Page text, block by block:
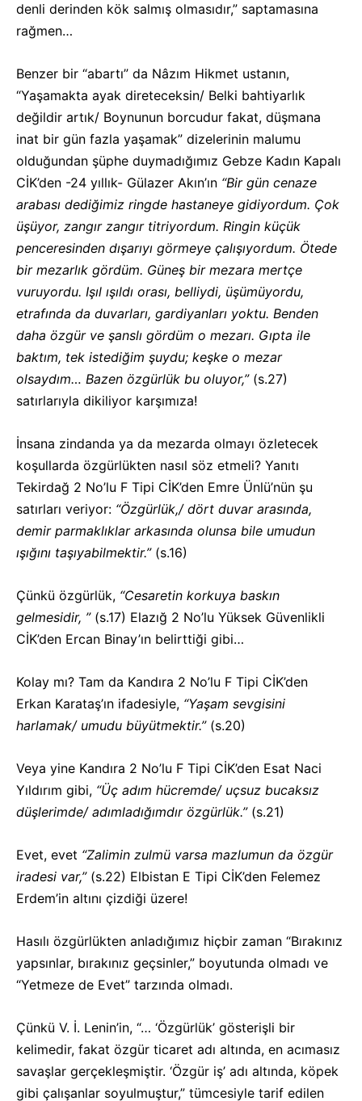
denli derinden kök salmış olmasıdır,” saptamasına
rağmen…
Benzer bir “abartı” da Nâzım Hikmet ustanın,
“Yaşamakta ayak direteceksin/ Belki bahtiyarlık
değildir artık/ Boynunun borcudur fakat, düşmana
inat bir gün fazla yaşamak” dizelerinin malumu
olduğundan şüphe duymadığımız Gebze Kadın Kapalı
CİK’den -24 yıllık- Gülazer Akın’ın “Bir gün cenaze
arabası dediğimiz ringde hastaneye gidiyordum. Çok
üşüyor, zangır zangır titriyordum. Ringin küçük
penceresinden dışarıyı görmeye çalışıyordum. Ötede
bir mezarlık gördüm. Güneş bir mezara mertçe
vuruyordu. Işıl ışıldı orası, belliydi, üşümüyordu,
etrafında da duvarları, gardiyanları yoktu. Benden
daha özgür ve şanslı gördüm o mezarı. Gıpta ile
baktım, tek istediğim şuydu; keşke o mezar
olsaydım… Bazen özgürlük bu oluyor,”(s.27)
satırlarıyla dikiliyor karşımıza!
İnsana zindanda ya da mezarda olmayı özletecek
koşullarda özgürlükten nasıl söz etmeli? Yanıtı
Tekirdağ 2 No’lu F Tipi CİK’den Emre Ünlü’nün şu
satırları veriyor: “Özgürlük,/ dört duvar arasında,
demir parmaklıklar arkasında olunsa bile umudun
ışığını taşıyabilmektir.”(s.16)
Çünkü özgürlük, “Cesaretin korkuya baskın
gelmesidir, ”(s.17) Elazığ 2 No’lu Yüksek Güvenlikli
CİK’den Ercan Binay’ın belirttiği gibi…
Kolay mı? Tam da Kandıra 2 No’lu F Tipi CİK’den
Erkan Karataş’ın ifadesiyle, “Yaşam sevgisini
harlamak/ umudu büyütmektir.”(s.20)
Veya yine Kandıra 2 No’lu F Tipi CİK’den Esat Naci
Yıldırım gibi, “Üç adım hücremde/ uçsuz bucaksız
düşlerimde/ adımladığımdır özgürlük.”(s.21)
Evet, evet “Zalimin zulmü varsa mazlumun da özgür
iradesi var,”(s.22) Elbistan E Tipi CİK’den Felemez
Erdem’in altını çizdiği üzere!
Hasılı özgürlükten anladığımız hiçbir zaman “Bırakınız
yapsınlar, bırakınız geçsinler,” boyutunda olmadı ve
“Yetmeze de Evet” tarzında olmadı.
Çünkü V. İ. Lenin’in, “… ‘Özgürlük’ gösterişli bir
kelimedir, fakat özgür ticaret adı altında, en acımasız
savaşlar gerçekleşmiştir. ‘Özgür iş’ adı altında, köpek
gibi çalışanlar soyulmuştur,” tümcesiyle tarif edilen